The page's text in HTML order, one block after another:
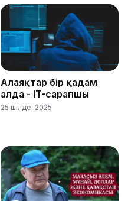
Алаяқтар бір қадам
алда - IT-сарапшы
25 шілде, 2025